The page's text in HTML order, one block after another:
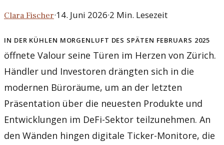
Clara Fischer·14. Juni 2026·2 Min. Lesezeit
In der kühlen Morgenluft des späten Februars 2025
öffnete Valour seine Türen im Herzen von Zürich.
Händler und Investoren drängten sich in die
modernen Büroräume, um an der letzten
Präsentation über die neuesten Produkte und
Entwicklungen im DeFi-Sektor teilzunehmen. An
den Wänden hingen digitale Ticker-Monitore, die